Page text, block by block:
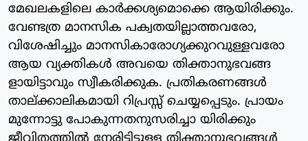
മേഖലകളിലെ കാർക്കശ്യമൊക്കെ ആയിരിക്കും.
വേണ്ടത്ര മാനസിക പക്വതയില്ലാത്തവരോ,
വിശേഷിച്ചും മാനസികാരോഗ്യക്കുറവുള്ളവരോ
ആയ വ്യക്തികൾ അവയെ തിക്താനുഭവങ്ങ
ളായിട്ടാവും സ്വീകരിക്കുക. പ്രതികരണങ്ങൾ
താല്ക്കാലികമായി റിപ്രസ്സ് ചെയ്യപ്പെടും. പ്രായം
മുന്നോട്ടു പോകുന്നതനുസരിച്ചാ യിരിക്കും